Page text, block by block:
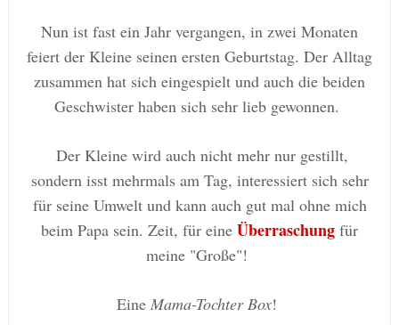
Nun ist fast ein Jahr vergangen, in zwei Monaten
feiert der Kleine seinen ersten Geburtstag. Der Alltag
zusammen hat sich eingespielt und auch die beiden
Geschwister haben sich sehr lieb gewonnen.
Der Kleine wird auch nicht mehr nur gestillt,
sondern isst mehrmals am Tag, interessiert sich sehr
für seine Umwelt und kann auch gut mal ohne mich
beim Papa sein. Zeit, für eine Überraschung für
meine "Große"!
Eine Mama-Tochter Box!